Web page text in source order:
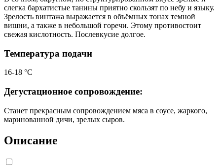
слегка бархатистые танины приятно скользят по небу и языку.
Зрелость винтажа выражается в объёмных тонах темной
вишни, а также в небольшой горечи. Этому противостоит
свежая кислотность. Послевкусие долгое.
Температура подачи
16-18 °С
Дегустационное сопровождение:
Станет прекрасным сопровождением мяса в соусе, жаркого,
маринованной дичи, зрелых сыров.
Описание